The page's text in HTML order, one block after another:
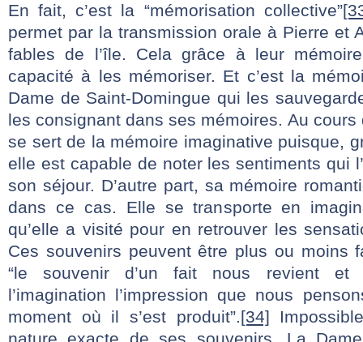
En fait, c’est la “mémorisation collective”
permet par la transmission orale à Pierre et
fables de l’île. Cela grâce à leur
capacité à les mémoriser. Et c’est la
Dame de Saint-Domingue qui les
les consignant dans ses mémoires. Au
se sert de la mémoire imaginative puisque,
elle est capable de noter les sentiments qui
son séjour. D’autre part, sa mémoire
dans ce cas. Elle se transporte en
qu’elle a visité pour en retrouver les
Ces souvenirs peuvent être plus ou moins
“le souvenir d’un fait nous revient et
l’imagination l’impression que nous
moment où il s’est produit”.[34]